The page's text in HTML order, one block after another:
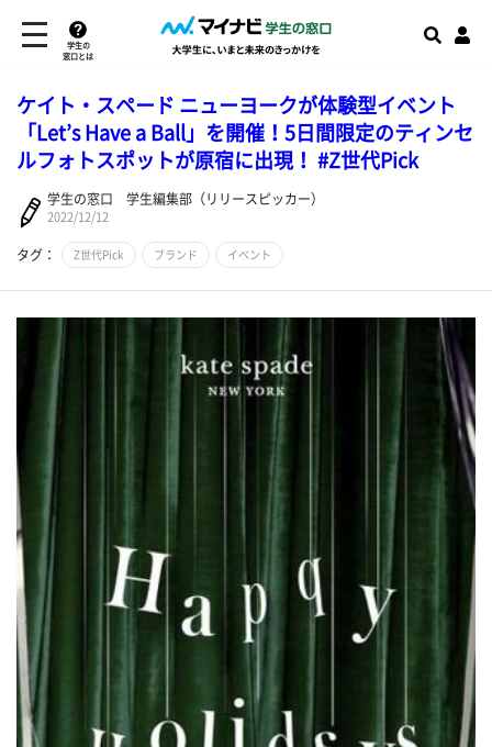
学生の
窓口とは
ケイト・スペード ニューヨークが体験型イベント
「Let’s Have a Ball」を開催！5日間限定のティンセ
ルフォトスポットが原宿に出現！ #Z世代Pick
学生の窓口 学生編集部（リリースピッカー）
2022/12/12
タグ： Z世代Pick ブランド イベント